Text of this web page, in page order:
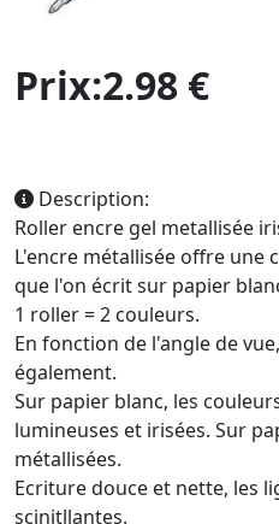
Prix:2.98 €
Description:
Roller encre gel metallisée
L'encre métallisée offre une
que l'on écrit sur papier
1 roller = 2 couleurs.
En fonction de l'angle de
également.
Sur papier blanc, les
lumineuses et irisées. Sur
métallisées.
Ecriture douce et nette, les
scinitllantes.